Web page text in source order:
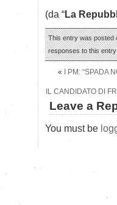
(da “La
This entry was posted
responses to this
« I PM: “SPADA
IL CANDIDATO DI
Leave a
You must be